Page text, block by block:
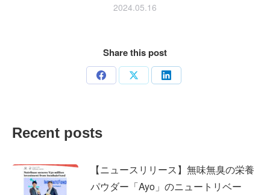
2024.05.16
Share this post
Share Share Share
Recent posts
【ニュースリリース】無味無臭の栄養
パウダー「Ayo」のニュートリベー